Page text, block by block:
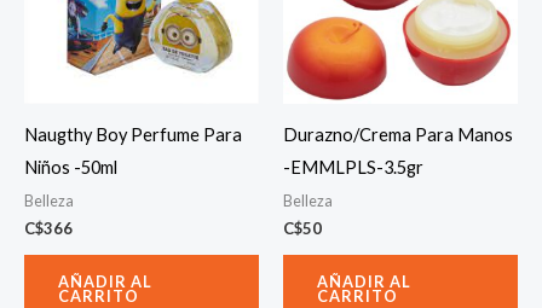
Naugthy Boy Perfume Para
Niños -50ml
Belleza
C$366
AÑADIR AL
CARRITO
Durazno/Crema Para Manos
-EMMLPLS-3.5gr
Belleza
C$50
AÑADIR AL
CARRITO